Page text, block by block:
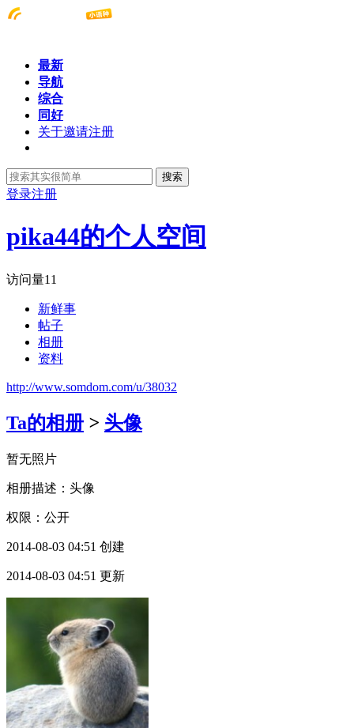
最新
导航
综合
同好
关于邀请注册
搜索
登录注册
pika44的个人空间
访问量11
新鲜事
帖子
相册
资料
http://www.somdom.com/u/38032
Ta的相册 > 头像
暂无照片
相册描述：头像
权限：公开
2014-08-03 04:51 创建
2014-08-03 04:51 更新